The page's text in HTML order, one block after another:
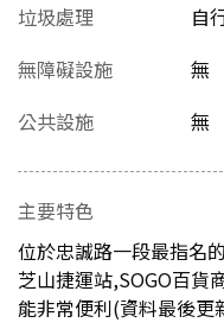
垃圾處理
自
無障礙設施
無
公共設施
無
主要特色
位於忠誠路一段最指名
芝山捷運站,SOGO百貨
能非常便利(資料最後